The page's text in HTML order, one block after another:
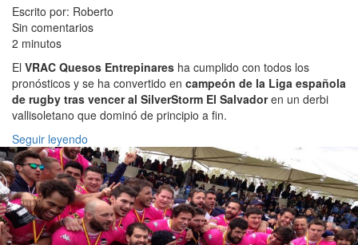
Escrito por: Roberto
Sin comentarios
2 minutos
El VRAC Quesos Entrepinares ha cumplido con todos los
pronósticos y se ha convertido en campeón de la Liga española
de rugby tras vencer al SilverStorm El Salvadoren un derbi
vallisoletano que dominó de principio a fin.
Seguir leyendo